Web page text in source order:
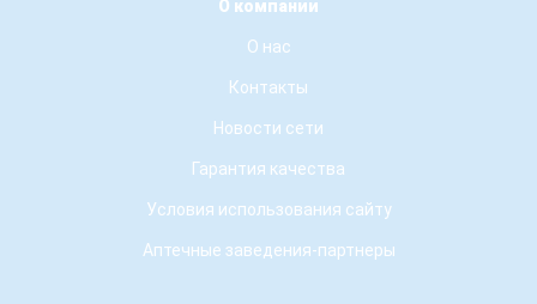
О компании
О нас
Контакты
Новости сети
Гарантия качества
Условия использования сайту
Аптечные заведения-партнеры